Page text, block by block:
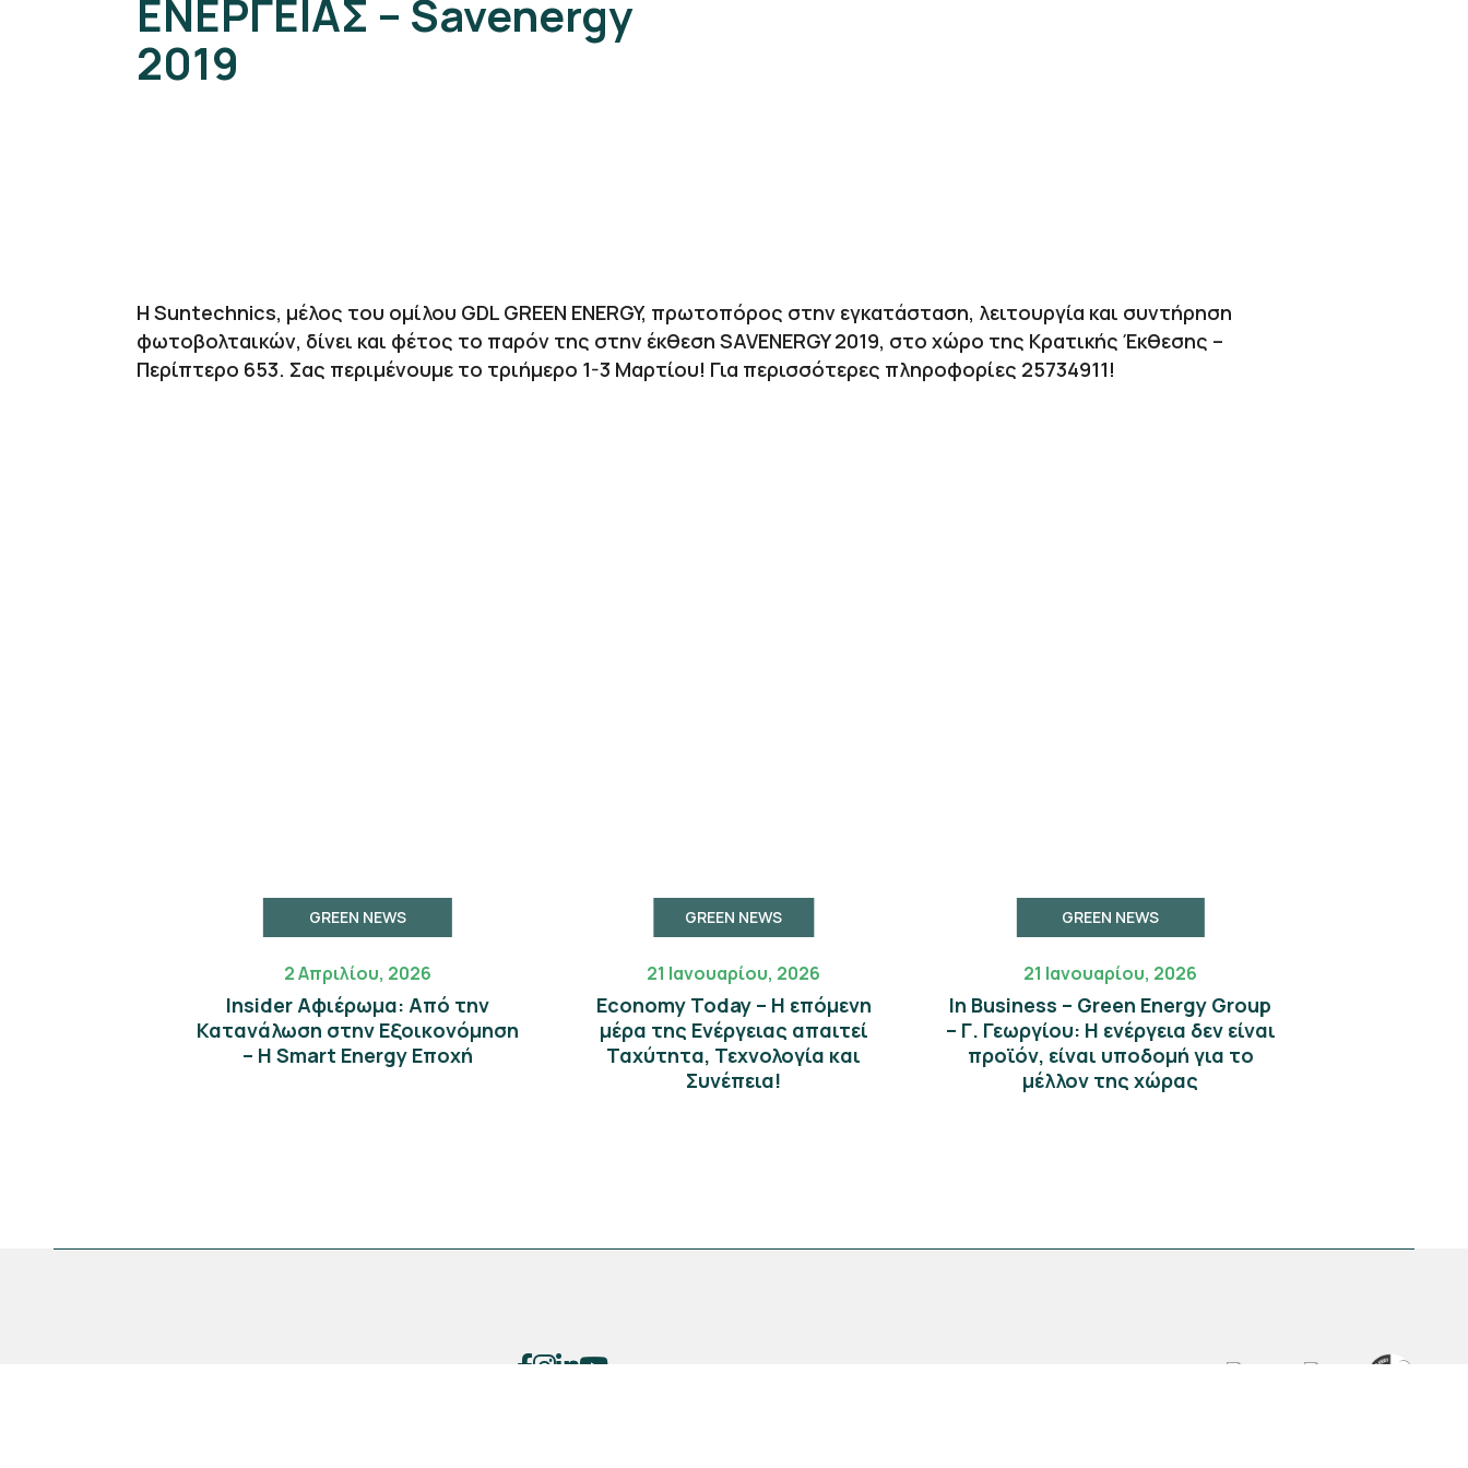
ΕΝΕΡΓΕΙΑΣ – Savenergy
2019
Η Suntechnics, μέλος του ομίλου GDL GREEN ENERGY, πρωτοπόρος στην εγκατάσταση, λειτουργία και συντήρηση
φωτοβολταικών, δίνει και φέτος το παρόν της στην έκθεση SAVENERGY 2019, στο χώρο της Κρατικής Έκθεσης –
Περίπτερο 653. Σας περιμένουμε το τριήμερο 1-3 Μαρτίου! Για περισσότερες πληροφορίες 25734911!
GREEN NEWS
2 Απριλίου, 2026
Insider Αφιέρωμα: Από την
Κατανάλωση στην Εξοικονόμηση
– Η Smart Energy Εποχή
GREEN NEWS
21 Ιανουαρίου, 2026
Economy Today – Η επόμενη
μέρα της Eνέργειας απαιτεί
Ταχύτητα, Τεχνολογία και
Συνέπεια!
GREEN NEWS
21 Ιανουαρίου, 2026
In Business – Green Energy Group
– Γ. Γεωργίου: Η ενέργεια δεν είναι
προϊόν, είναι υποδομή για το
μέλλον της χώρας